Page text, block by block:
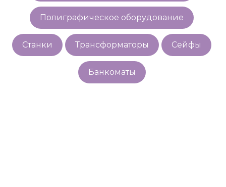
Полиграфическое оборудование
Станки Трансформаторы Сейфы
Банкоматы